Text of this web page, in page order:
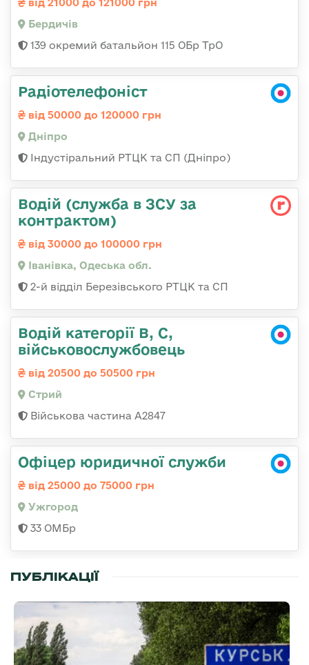
від 21000 до 121000 грн
Бердичів
139 окремий батальйон 115 ОБр ТрО
Радіотелефоніст
від 50000 до 120000 грн
Дніпро
Індустіральний РТЦК та СП (Дніпро)
Водій (служба в ЗСУ за
контрактом)
від 30000 до 100000 грн
Іванівка, Одеська обл.
2-й відділ Березівського РТЦК та СП
Водій категорії B, C,
військовослужбовець
від 20500 до 50500 грн
Стрий
Військова частина А2847
Офіцер юридичної служби
від 25000 до 75000 грн
Ужгород
33 ОМБр
ПУБЛІКАЦІЇ